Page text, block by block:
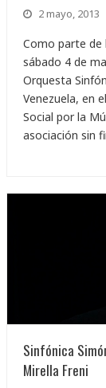
2 mayo, 2013
Como parte de
sábado 4 de
Orquesta
Venezuela, en
Social por la
asociación sin
Sinfónica
Mirella Freni